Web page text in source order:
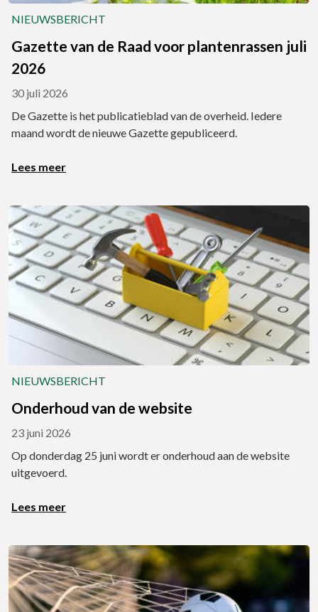
NIEUWSBERICHT
Gazette van de Raad voor plantenrassen juli
2026
30 juli 2026
De Gazette is het publicatieblad van de overheid. Iedere
maand wordt de nieuwe Gazette gepubliceerd.
Lees meer
NIEUWSBERICHT
Onderhoud van de website
23 juni 2026
Op donderdag 25 juni wordt er onderhoud aan de website
uitgevoerd.
Lees meer